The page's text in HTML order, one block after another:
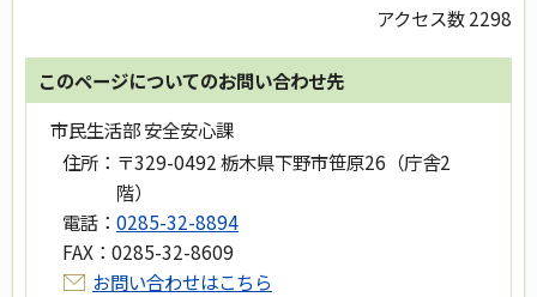
アクセス数2298
このページについてのお問い合わせ先
市民生活部 安全安心課
住所： 〒329-0492 栃木県下野市笹原26（庁舎2
階）
電話： 0285-32-8894
FAX： 0285-32-8609
お問い合わせはこちら